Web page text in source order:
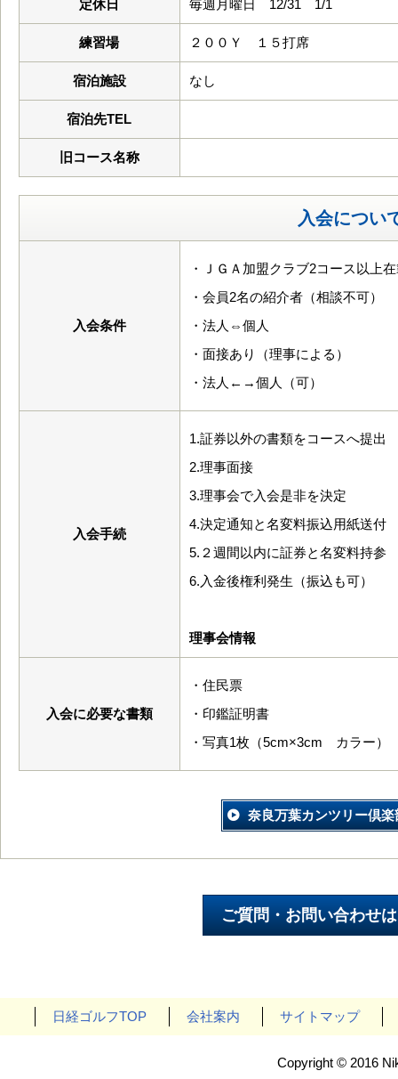
定休日 毎週月曜日 12/31 1/1
練習場 ２００Ｙ １５打席
宿泊施設 なし
宿泊先TEL
旧コース名称
入会につい
入会条件
・ＪＧＡ加盟クラブ2コース以上
・会員2名の紹介者（相談不可）
・法人⇔個人
・面接あり（理事による）
・法人←→個人（可）
入会手続
1.証券以外の書類をコースへ提出
2.理事面接
3.理事会で入会是非を決定
4.決定通知と名変料振込用紙送付
5.２週間以内に証券と名変料持参
6.入金後権利発生（振込も可）
理事会情報
入会に必要な書類
・住民票
・印鑑証明書
・写真1枚（5cm×3cm カラー）
奈良万葉カンツリー倶
日経ゴルフTOP 会社案内 サイトマップ
Copyright © 2016